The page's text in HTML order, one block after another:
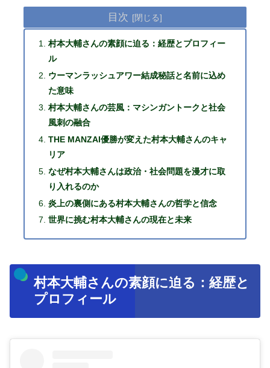
目次
村本大輔さんの素顔に迫る：経歴とプロフィー
ル
ウーマンラッシュアワー結成秘話と名前に込め
た意味
村本大輔さんの芸風：マシンガントークと社会
風刺の融合
THE MANZAI優勝が変えた村本大輔さんのキャ
リア
なぜ村本大輔さんは政治・社会問題を漫才に取
り入れるのか
炎上の裏側にある村本大輔さんの哲学と信念
世界に挑む村本大輔さんの現在と未来
村本大輔さんの素顔に迫る：経歴と
プロフィール